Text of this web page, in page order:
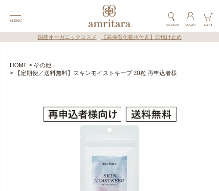
国産オーガニックコスメ 【高保湿化粧水付き】日焼け止め
HOME
その他
【定期便／送料無料】スキンモイストキープ 30粒 再申込者様